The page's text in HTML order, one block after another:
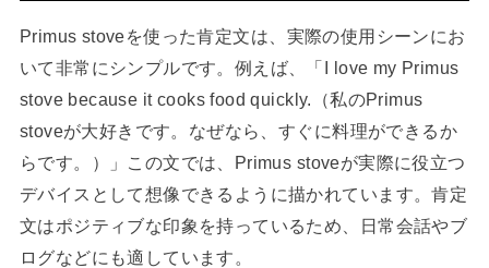
Primus stoveを使った肯定文は、実際の使用シーンにお
いて非常にシンプルです。例えば、「I love my Primus
stove because it cooks food quickly.（私のPrimus
stoveが大好きです。なぜなら、すぐに料理ができるか
らです。）」この文では、Primus stoveが実際に役立つ
デバイスとして想像できるように描かれています。肯定
文はポジティブな印象を持っているため、日常会話やブ
ログなどにも適しています。